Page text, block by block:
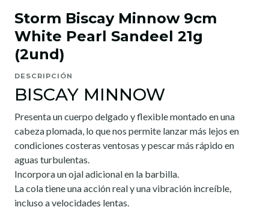
Storm Biscay Minnow 9cm
White Pearl Sandeel 21g
(2und)
DESCRIPCIÓN
BISCAY MINNOW
Presenta un cuerpo delgado y flexible montado en una
cabeza plomada, lo que nos permite lanzar más lejos en
condiciones costeras ventosas y pescar más rápido en
aguas turbulentas.
Incorpora un ojal adicional en la barbilla.
La cola tiene una acción real y una vibración increíble,
incluso a velocidades lentas.